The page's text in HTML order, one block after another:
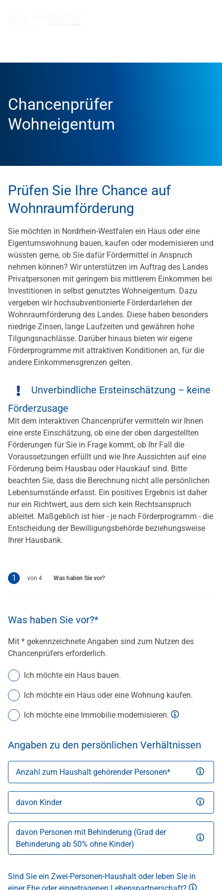
Chancenprüfer
Wohneigentum
Prüfen Sie Ihre Chance auf
Wohnraumförderung
Sie möchten in Nordrhein-Westfalen ein Haus oder eine
Eigentumswohnung bauen, kaufen oder modernisieren und
wüssten gerne, ob Sie dafür Fördermittel in Anspruch
nehmen können? Wir unterstützen im Auftrag des Landes
Privatpersonen mit geringem bis mittlerem Einkommen bei
Investitionen in selbst genutztes Wohneigentum. Dazu
vergeben wir hochsubventionierte Förderdarlehen der
Wohnraumförderung des Landes. Diese haben besonders
niedrige Zinsen, lange Laufzeiten und gewähren hohe
Tilgungsnachlässe. Darüber hinaus bieten wir eigene
Förderprogramme mit attraktiven Konditionen an, für die
andere Einkommensgrenzen gelten.
Unverbindliche Ersteinschätzung – keine
Förderzusage
Mit dem interaktiven Chancenprüfer vermitteln wir Ihnen
eine erste Einschätzung, ob eine der oben dargestellten
Förderungen für Sie in Frage kommt, ob Ihr Fall die
Voraussetzungen erfüllt und wie Ihre Aussichten auf eine
Förderung beim Hausbau oder Hauskauf sind. Bitte
beachten Sie, dass die Berechnung nicht alle persönlichen
Lebensumstände erfasst. Ein positives Ergebnis ist daher
nur ein Richtwert, aus dem sich kein Rechtsanspruch
ableitet. Maßgeblich ist hier - je nach Förderprogramm - die
Entscheidung der Bewilligungsbehörde beziehungsweise
Ihrer Hausbank.
Was haben Sie vor?
Schritt 1 von 3 (aktueller Schritt)
Schritt 2 von 3
Schritt 3 von 3
Schritt 4 von 3
Was haben Sie vor?
Mit * gekennzeichnete Angaben sind zum Nutzen des
Chancenprüfers erforderlich.
Ich möchte ein Haus bauen.
Ich möchte ein Haus oder eine Wohnung kaufen.
Ich möchte eine Immobilie modernisieren.
Angaben zu den persönlichen Verhältnissen
Anzahl zum Haushalt gehörender Personen
davon Kinder
davon Personen mit Behinderung (Grad der
Behinderung ab 50% ohne Kinder)
Sind Sie ein Zwei-Personen-Haushalt oder leben Sie in